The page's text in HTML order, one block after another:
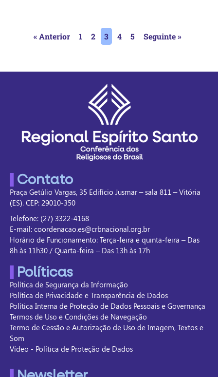
« Anterior 1 2 3 4 5 Seguinte »
Contato
Praça Getúlio Vargas, 35 Edifício Jusmar – sala 811 – Vitória
(ES). CEP: 29010-350
Telefone: (27) 3322-4168
E-mail: coordenacao.es@crbnacional.org.br
Horário de Funcionamento: Terça-feira e quinta-feira – Das
8h às 11h30 / Quarta-feira – Das 13h às 17h
Políticas
Política de Segurança da Informação
Política de Privacidade e Transparência de Dados
Política Interna de Proteção de Dados Pessoais e Governança
Termos de Uso e Condições de Navegação
Termo de Cessão e Autorização de Uso de Imagem, Textos e
Som
Vídeo - Política de Proteção de Dados